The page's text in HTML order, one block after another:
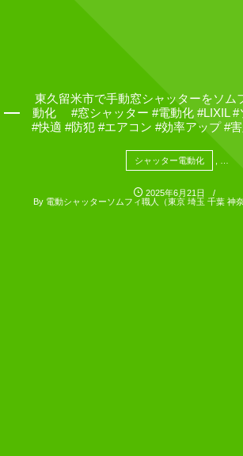
東久留米市で手動窓シャッターをソム
動化 #窓シャッター #電動化 #LIXIL #
#快適 #防犯 #エアコン #効率アップ #
シャッター電動化
2025年6月21日
By 電動シャッターソムフィ職人（東京 埼玉 千葉 神